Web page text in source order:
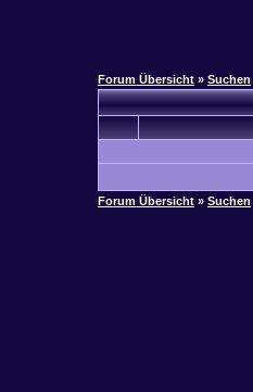
Forum Übersicht » Suchen
Forum Übersicht » Suchen